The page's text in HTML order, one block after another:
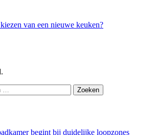
van een nieuwe keuken?
begint bij duidelijke loopzones